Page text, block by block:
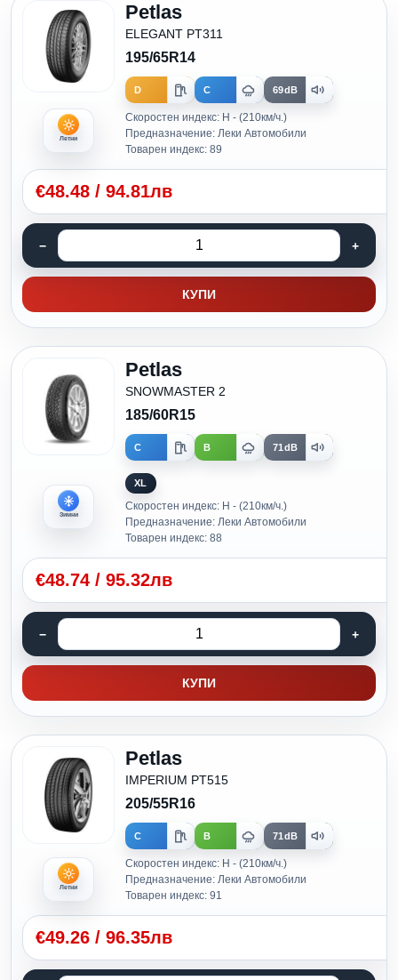
Летни
Petlas
ELEGANT PT311
195/65R14
D C 69dB
Скоростен индекс: H - (210км/ч.)
Предназначение: Леки Автомобили
Товарен индекс: 89
€48.48 / 94.81лв
КУПИ
Зимни
Petlas
SNOWMASTER 2
185/60R15
C B 71dB
XL
Скоростен индекс: H - (210км/ч.)
Предназначение: Леки Автомобили
Товарен индекс: 88
€48.74 / 95.32лв
КУПИ
Летни
Petlas
IMPERIUM PT515
205/55R16
C B 71dB
Скоростен индекс: H - (210км/ч.)
Предназначение: Леки Автомобили
Товарен индекс: 91
€49.26 / 96.35лв